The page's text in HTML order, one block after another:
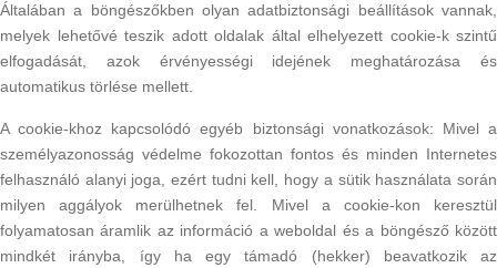
Általában a böngészőkben olyan adatbiztonsági beállítások vannak,
melyek lehetővé teszik adott oldalak által elhelyezett cookie-k szintű
elfogadását, azok érvényességi idejének meghatározása és
automatikus törlése mellett.
A cookie-khoz kapcsolódó egyéb biztonsági vonatkozások: Mivel a
személyazonosság védelme fokozottan fontos és minden Internetes
felhasználó alanyi joga, ezért tudni kell, hogy a sütik használata során
milyen aggályok merülhetnek fel. Mivel a cookie-kon keresztül
folyamatosan áramlik az információ a weboldal és a böngésző között
mindkét irányba, így ha egy támadó (hekker) beavatkozik az